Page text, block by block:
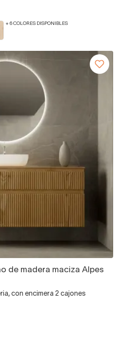
+ 6 COLORES DISPONIBLES
de madera maciza Alpes
con encimera 2 cajones